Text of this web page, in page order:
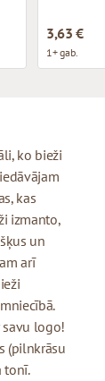
3,63 €
1+ gab.
ko bieži
kas
izmanto,
un
arī
savu logo!
(pilnkrāsu
tonī.